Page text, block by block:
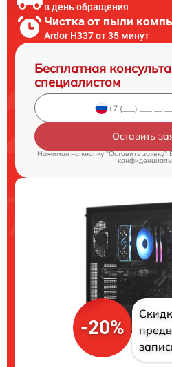
в день обращения
Чистка от пыли
Ardor H337 от 35 минут
Бесплатная
специалистом
Оставить
Нажимая на кнопку "Оставить заявку"
-20%